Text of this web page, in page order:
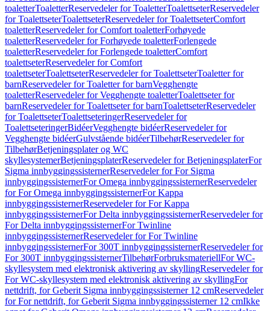
toaletterToaletterReservedeler for ToaletterToalettseterReservedeler
for ToalettseterToalettseterReservedeler for ToalettseterComfort
toaletterReservedeler for Comfort toaletterForhøyede
toaletterReservedeler for Forhøyede toaletterForlengede
toaletterReservedeler for Forlengede toaletterComfort
toalettseterReservedeler for Comfort
toalettseterToalettseterReservedeler for ToalettseterToaletter for
barnReservedeler for Toaletter for barnVegghengte
toaletterReservedeler for Vegghengte toaletterToalettseter for
barnReservedeler for Toalettseter for barnToalettseterReservedeler
for ToalettseterToalettseteringerReservedeler for
ToalettseteringerBidéerVegghengte bidéerReservedeler for
Vegghengte bidéerGulvstående bidéerTilbehørReservedeler for
TilbehørBetjeningsplater og WC
skyllesystemerBetjeningsplaterReservedeler for BetjeningsplaterFor
Sigma innbyggingssisternerReservedeler for For Sigma
innbyggingssisternerFor Omega innbyggingssisternerReservedeler
for For Omega innbyggingssisternerFor Kappa
innbyggingssisternerReservedeler for For Kappa
innbyggingssisternerFor Delta innbyggingssisternerReservedeler for
For Delta innbyggingssisternerFor Twinline
innbyggingssisternerReservedeler for For Twinline
innbyggingssisternerFor 300T innbyggingssisternerReservedeler for
For 300T innbyggingssisternerTilbehørForbruksmateriellFor WC-
skyllesystem med elektronisk aktivering av skyllingReservedeler for
For WC-skyllesystem med elektronisk aktivering av skyllingFor
nettdrift, for Geberit Sigma innbyggingssisterner 12 cmReservedeler
for For nettdrift, for Geberit Sigma innbyggingssisterner 12 cmIkke